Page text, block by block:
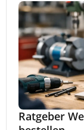
Ratgeber